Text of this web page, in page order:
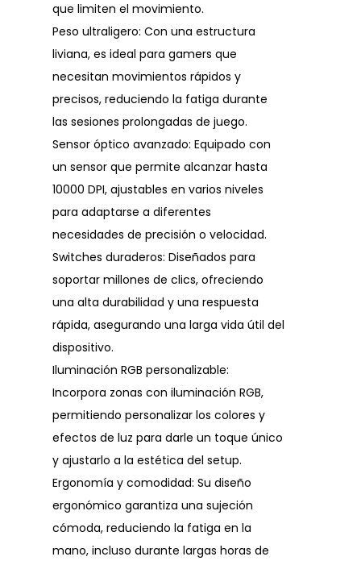
que limiten el movimiento.
Peso ultraligero: Con una estructura
liviana, es ideal para gamers que
necesitan movimientos rápidos y
precisos, reduciendo la fatiga durante
las sesiones prolongadas de juego.
Sensor óptico avanzado: Equipado con
un sensor que permite alcanzar hasta
10000 DPI, ajustables en varios niveles
para adaptarse a diferentes
necesidades de precisión o velocidad.
Switches duraderos: Diseñados para
soportar millones de clics, ofreciendo
una alta durabilidad y una respuesta
rápida, asegurando una larga vida útil del
dispositivo.
Iluminación RGB personalizable:
Incorpora zonas con iluminación RGB,
permitiendo personalizar los colores y
efectos de luz para darle un toque único
y ajustarlo a la estética del setup.
Ergonomía y comodidad: Su diseño
ergonómico garantiza una sujeción
cómoda, reduciendo la fatiga en la
mano, incluso durante largas horas de